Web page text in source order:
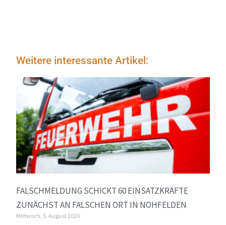
Weitere interessante Artikel:
FALSCHMELDUNG SCHICKT 60 EINSATZKRÄFTE
ZUNÄCHST AN FALSCHEN ORT IN NOHFELDEN
Mittwoch, 5. August 2026